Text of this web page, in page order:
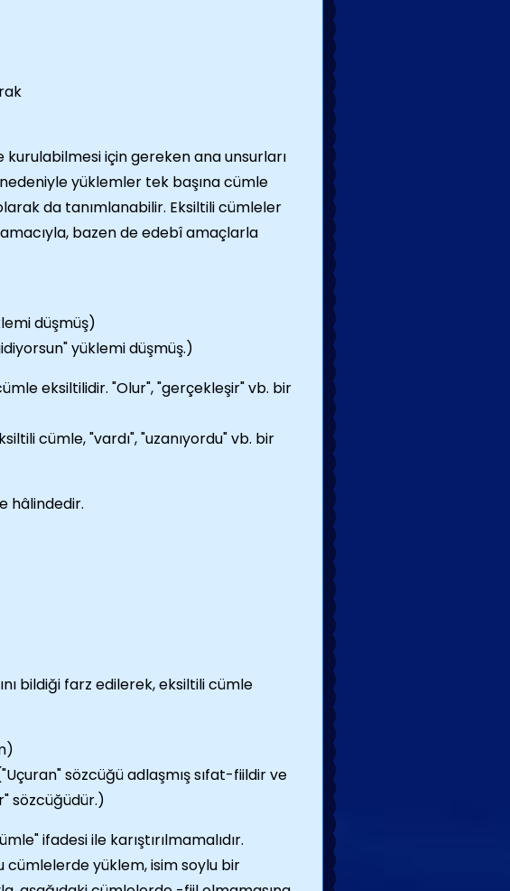
için gereken ana unsurları
yüklemler tek başına cümle
da tanımlanabilir. Eksiltili cümleler
bazen de edebî amaçlarla
düşmüş)
yüklemi düşmüş.)
eksiltilidir. "Olur", "gerçekleşir" vb. bir
cümle, "vardı", "uzanıyordu" vb. bir
hâlindedir.
bildiği farz edilerek, eksiltili cümle
sözcüğü adlaşmış sıfat-fiildir ve
sözcüğüdür.)
ifadesi ile karıştırılmamalıdır.
cümlelerde yüklem, isim soylu bir